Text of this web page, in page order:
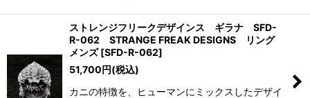
ストレンジフリークデザインス ギラナ SFD-
R-062 STRANGE FREAK DESIGNS リング
メンズ [SFD-R-062]
51,700円(税込)
カニの特徴を、ヒューマンにミックスしたデザイ